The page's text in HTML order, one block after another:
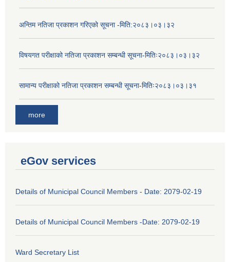
अन्तिम नतिजा प्रकाशन गरिएको सूचना -मिति:२०८३।०३।३२
विषयगत परीक्षाको नतिजा प्रकाशन सम्बन्धी सूचना-मितिः२०८३।०३।३२
सामान्य परीक्षाको नतिजा प्रकाशन सम्बन्धी सूचना-मितिः२०८३।०३।३१
more
eGov services
Details of Municipal Council Members - Date: 2079-02-19
Details of Municipal Council Members -Date: 2079-02-19
Ward Secretary List